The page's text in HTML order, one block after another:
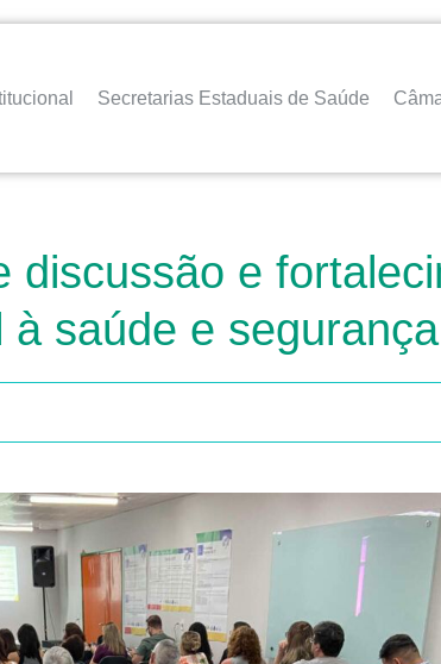
Secretarias Estaduais de Saúde
discussão e
saúde e